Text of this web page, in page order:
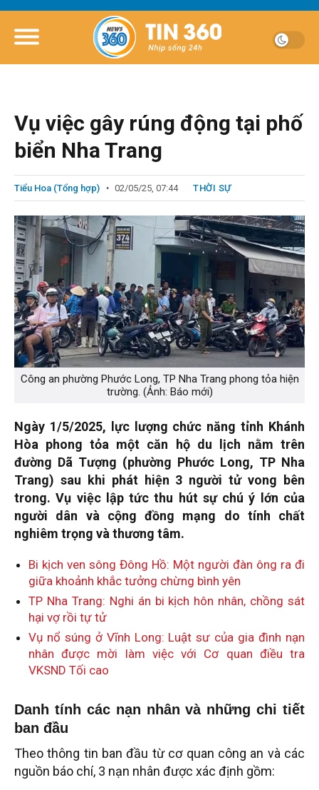
Vụ việc gây rúng động tại phố
biển Nha Trang
Tiểu Hoa (Tổng hợp) 02/05/25, 07:44 THỜI SỰ
Công an phường Phước Long, TP Nha Trang phong tỏa hiện
trường. (Ảnh: Báo mới)
Ngày 1/5/2025, lực lượng chức năng tỉnh Khánh
Hòa phong tỏa một căn hộ du lịch nằm trên
đường Dã Tượng (phường Phước Long, TP Nha
Trang) sau khi phát hiện 3 người tử vong bên
trong. Vụ việc lập tức thu hút sự chú ý lớn của
người dân và cộng đồng mạng do tính chất
nghiêm trọng và thương tâm.
Bi kịch ven sông Đông Hồ: Một người đàn ông ra đi
giữa khoảnh khắc tưởng chừng bình yên
TP Nha Trang: Nghi án bi kịch hôn nhân, chồng sát
hại vợ rồi tự tử
Vụ nổ súng ở Vĩnh Long: Luật sư của gia đình nạn
nhân được mời làm việc với Cơ quan điều tra
VKSND Tối cao
Danh tính các nạn nhân và những chi tiết
ban đầu
Theo thông tin ban đầu từ cơ quan công an và các
nguồn báo chí, 3 nạn nhân được xác định gồm: